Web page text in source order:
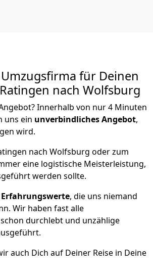
für Deinen
nach Wolfsburg
Innerhalb von nur 4 Minuten
uns ein unverbindliches Angebot,
wird.
nach Wolfsburg oder zum
eine logistische Meisterleistung,
werden sollte.
Erfahrungswerte, die uns niemand
Wir haben fast alle
durchlebt und unzählige
auch Dich auf Deiner Reise in Deine